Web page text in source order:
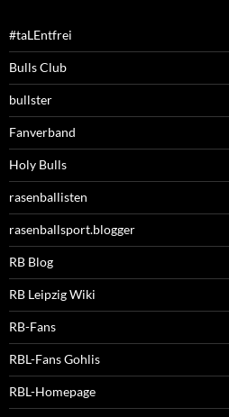
#taLEntfrei
Bulls Club
bullster
Fanverband
Holy Bulls
rasenballisten
rasenballsport.blogger
RB Blog
RB Leipzig Wiki
RB-Fans
RBL-Fans Gohlis
RBL-Homepage